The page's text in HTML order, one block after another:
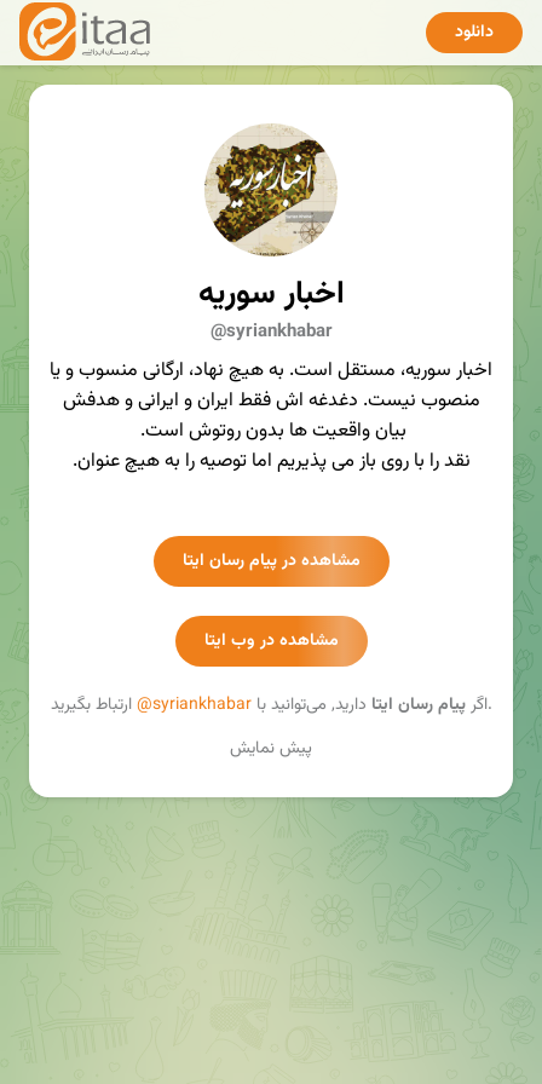
دانلود
اخبار سوریه
@syriankhabar
اخبار سوریه، مستقل است. به هیچ نهاد، ارگانی منسوب و یا
منصوب نیست. دغدغه اش فقط ایران و ایرانی و هدفش
بیان واقعیت ها بدون روتوش است.
نقد را با روی باز می پذیریم اما توصیه را به هیچ عنوان.
6063731157282915
بانک تجارت
مشاهده در پیام رسان ایتا
مشاهده در وب ایتا
اگرپیام رسان ایتا دارید, می‌توانید با@syriankhabar
ارتباط بگیرید.
پیش نمایش